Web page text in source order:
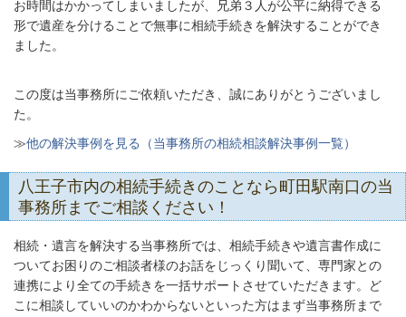
お時間はかかってしまいましたが、兄弟３人が公平に納得できる
形で遺産を分けることで無事に相続手続きを解決することができ
ました。
この度は当事務所にご依頼いただき、誠にありがとうございまし
た。
≫他の解決事例を見る（当事務所の相続相談解決事例一覧）
八王子市内の相続手続きのことなら町田駅南口の当
事務所までご相談ください！
相続・遺言を解決する当事務所では、相続手続きや遺言書作成に
ついてお困りのご相談者様のお話をじっくり聞いて、専門家との
連携により全ての手続きを一括サポートさせていただきます。ど
こに相談していいのかわからないといった方はまず当事務所まで